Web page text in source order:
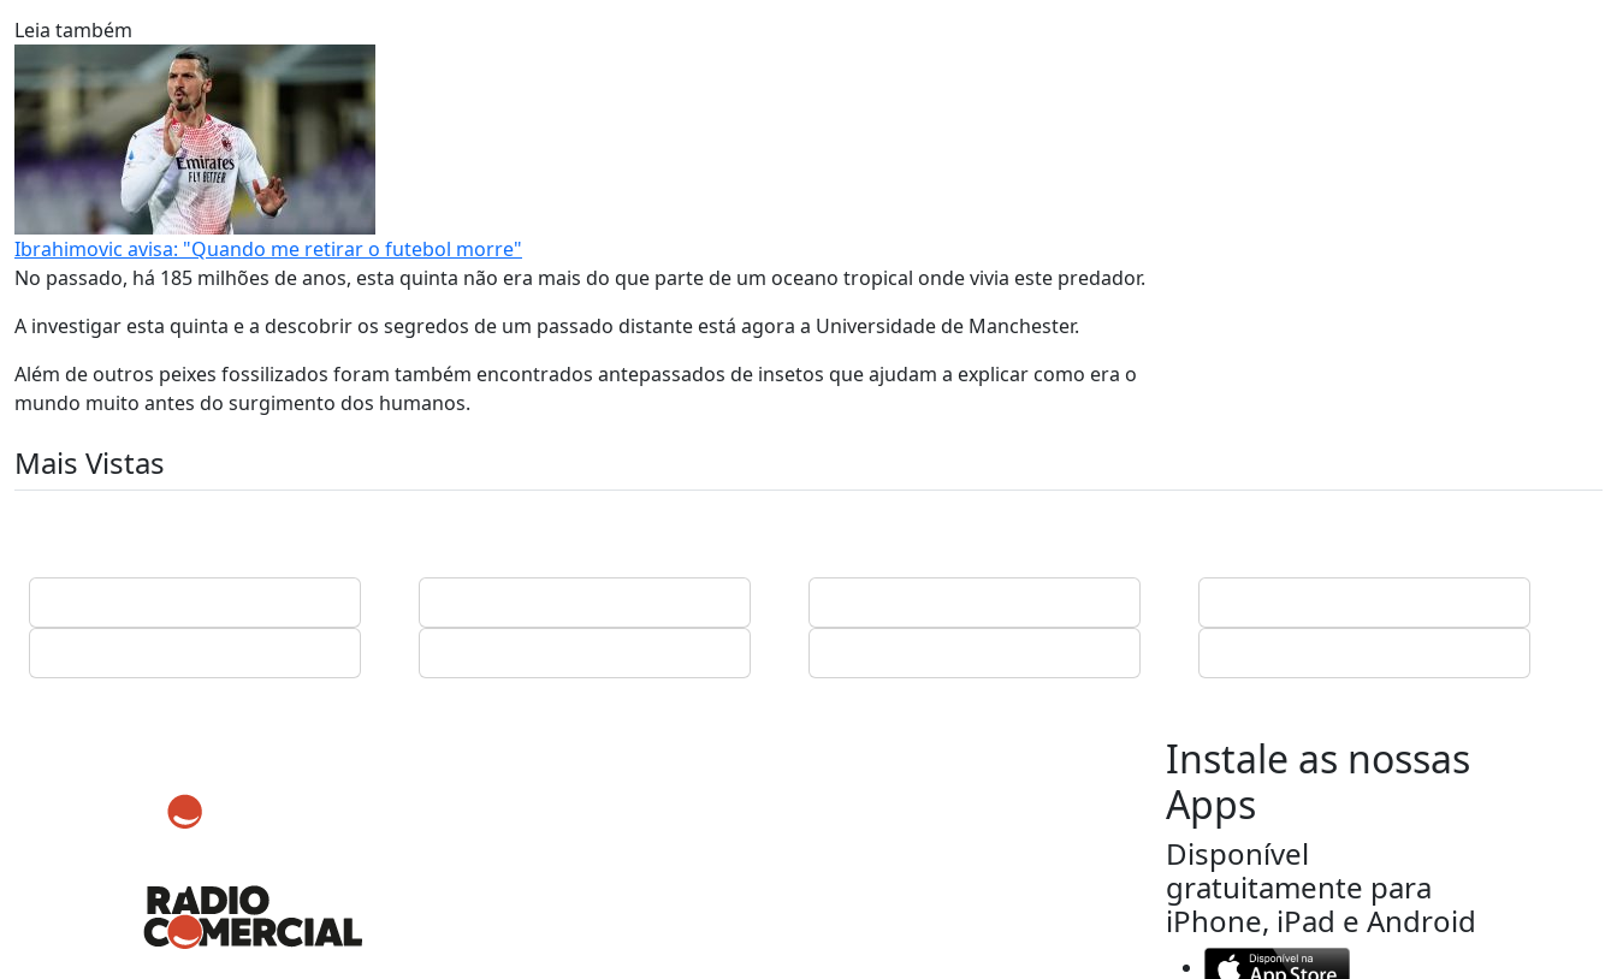
Leia também
Ibrahimovic avisa: "Quando me retirar o futebol morre"
No passado, há 185 milhões de anos, esta quinta não era mais do que parte de um oceano tropical onde vivia este predador.
A investigar esta quinta e a descobrir os segredos de um passado distante está agora a Universidade de Manchester.
Além de outros peixes fossilizados foram também encontrados antepassados de insetos que ajudam a explicar como era o
mundo muito antes do surgimento dos humanos.
Mais Vistas
Instale as nossas
Apps
Disponível
gratuitamente para
iPhone, iPad e Android